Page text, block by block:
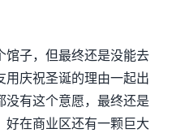
馆子，但最终还是没能去
庆祝圣诞的理由一起出
有这个意愿，最终还是
在商业区还有一颗巨大